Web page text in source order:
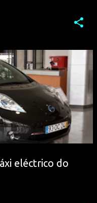
eléctrico do